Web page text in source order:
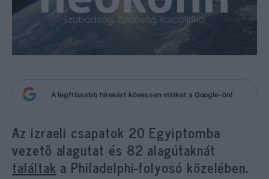
A legfrissebb hírekért kövessen minket a Google-ön!
Az izraeli csapatok 20 Egyiptomba
vezető alagutat és 82 alagútaknát
találtak a Philadelphi-folyosó közelében.